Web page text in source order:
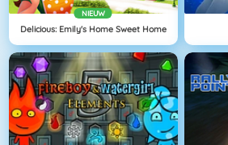
NIEUW
Delicious: Emily's Home Sweet Home